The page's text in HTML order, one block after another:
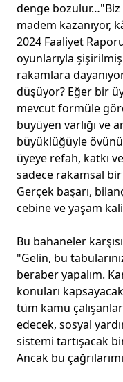
denge bozulur…"Biz
madem kazanıyor,
2024 Faaliyet
oyunlarıyla
rakamlara
düşüyor? Eğer bir
mevcut formüle
büyüyen varlığı ve
büyüklüğüyle
üyeye refah, katkı
sadece rakamsal
Gerçek başarı,
cebine ve yaşam
Bu bahaneler
"Gelin, bu
beraber yapalım.
konuları
tüm kamu
edecek, sosyal
sistemi tartışacak
Ancak bu